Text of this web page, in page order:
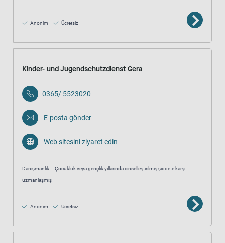
Anonim Ücretsiz
Kinder- und Jugendschutzdienst Gera
0365/ 5523020
E-posta gönder
Web sitesini ziyaret edin
Danışmanlık
Çocukluk veya gençlik yıllarında cinselleştirilmiş şiddete karşı
uzmanlaşmış
Anonim Ücretsiz